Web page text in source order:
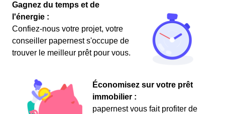
Gagnez du temps et de
l'énergie :
Confiez-nous votre projet, votre
conseiller papernest s'occupe de
trouver le meilleur prêt pour vous.
Économisez sur votre prêt
immobilier :
papernest vous fait profiter de